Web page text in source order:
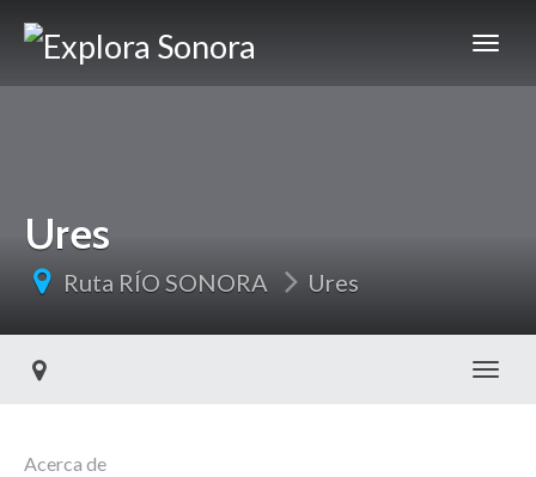
Ures
Ruta RÍO SONORA Ures
Acerca de